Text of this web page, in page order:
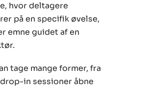
hvor deltagere
på en specifik øvelse,
emne guidet af en
tage mange former, fra
in sessioner åbne